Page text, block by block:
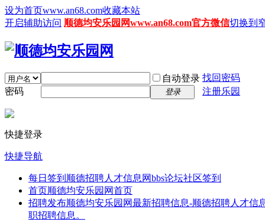
设为首页www.an68.com收藏本站
开启辅助访问 顺德均安乐园网www.an68.com官方微信切换到
自动登录 找回密码
密码
登录 注册乐园
快捷登录
快捷导航
每日签到 顺德招聘人才信息网bbs论坛社区签到
首页顺德均安乐园网首页
招聘发布顺德均安乐园网最新招聘信息-顺德招聘人才信
职招聘信息。